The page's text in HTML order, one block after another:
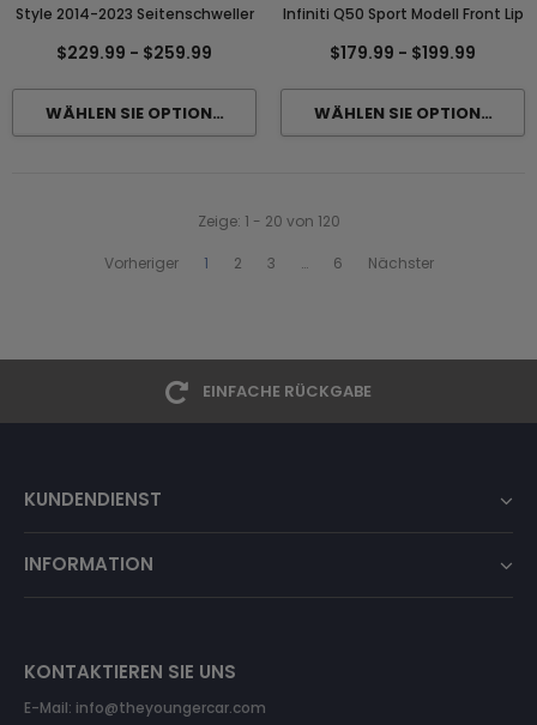
Style 2014-2023 Seitenschweller
$229.99 - $259.99
Infiniti Q50 Sport Modell Front Lip
$179.99 - $199.99
Zeige: 1 - 20 von 120
Vorheriger 1 2 3 … 6 Nächster
EINFACHE RÜCKGABE
KUNDENDIENST
INFORMATION
KONTAKTIEREN SIE UNS
E-Mail: info@theyoungercar.com